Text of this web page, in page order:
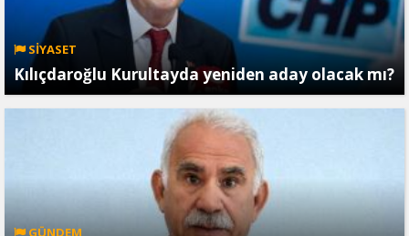
SİYASET
Kılıçdaroğlu Kurultayda yeniden aday olacak mı?
GÜNDEM